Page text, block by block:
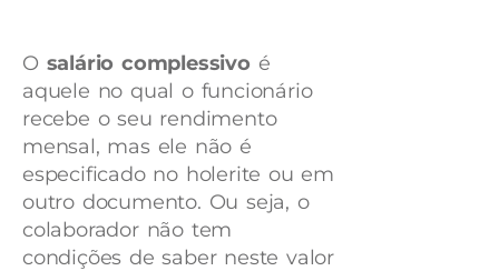
O salário complessivo é
aquele no qual o funcionário
recebe o seu rendimento
mensal, mas ele não é
especificado no holerite ou em
outro documento. Ou seja, o
colaborador não tem
condições de saber neste valor